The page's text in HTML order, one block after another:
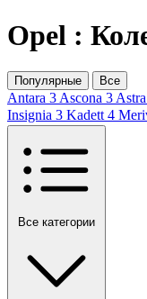
Opel :
Популярные Все
Antara 3 Ascona 3 Astra
Insignia 3 Kadett 4
Все категории